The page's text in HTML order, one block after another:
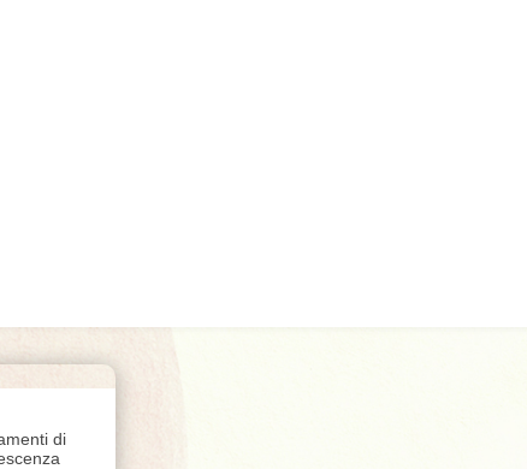
di